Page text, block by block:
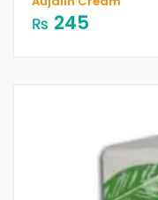
₨ 245